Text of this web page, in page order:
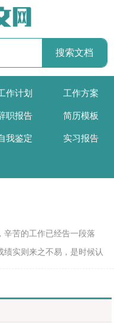
作计划 工作方案
职报告 简历模板
我鉴定 实习报告
辛苦的工作已经告一段落
绩实则来之不易，是时候认